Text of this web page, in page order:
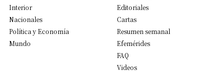
Interior
Nacionales
Política y Economía
Mundo
Editoriales
Cartas
Resumen semanal
Efemérides
FAQ
Videos